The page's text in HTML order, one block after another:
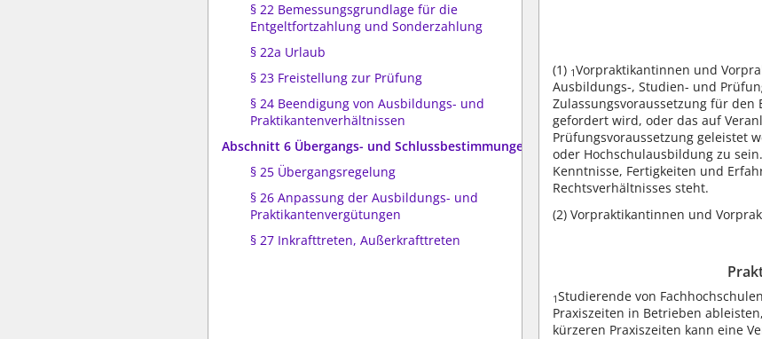
§ 22 Bemessungsgrundlage für die
Entgeltfortzahlung und Sonderzahlung
§ 22a Urlaub
§ 23 Freistellung zur Prüfung
§ 24 Beendigung von Ausbildungs- und
Praktikantenverhältnissen
Abschnitt 6 Übergangs- und Schlussbestimmungen
§ 25 Übergangsregelung
§ 26 Anpassung der Ausbildungs- und
Praktikantenvergütungen
§ 27 Inkrafttreten, Außerkrafttreten
(1) 1Vorpraktikantinnen und
Ausbildungs-, Studien- und
Zulassungsvoraussetzung für
gefordert wird, oder das auf
Prüfungsvoraussetzung geleistet
oder Hochschulausbildung zu sein.
Kenntnisse, Fertigkeiten und
Rechtsverhältnisses steht.
(2) Vorpraktikantinnen und
1Studierende von
Praxiszeiten in Betrieben
kürzeren Praxiszeiten kann eine